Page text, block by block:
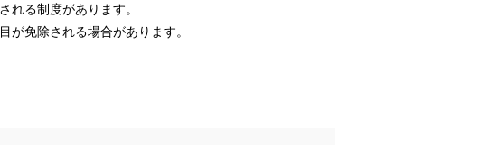
れる制度があります。
が免除される場合があります。